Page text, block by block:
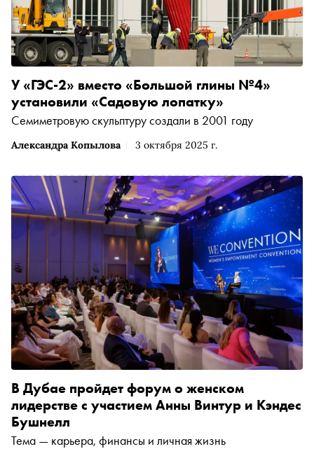
Александра Копылова 3 октября 2025 г.
У «ГЭС-2» вместо «Большой глины №4»
установили «Садовую лопатку»
Семиметровую скульптуру создали в 2001 году
В Дубае пройдет форум о женском
лидерстве с участием Анны Винтур и Кэндес
Бушнелл
Тема — карьера, финансы и личная жизнь